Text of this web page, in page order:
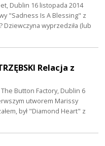
Dublin 16 listopada 2014
"Sadness Is A Blessing" z
Dziewczyna wyprzedziła (lub
Relacja z
The Button Factory, Dublin 6
utworem Marissy
był "Diamond Heart" z